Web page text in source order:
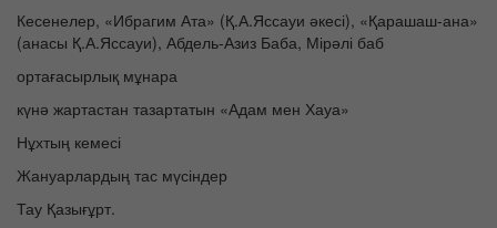
Кесенелер, «Ибрагим Ата» (Қ.А.Яссауи әкесі), «Қарашаш-ана»
(анасы Қ.А.Яссауи), Абдель-Азиз Баба, Мірәлі баб
ортағасырлық мұнара
күнә жартастан тазартатын «Адам мен Хауа»
Нұхтың кемесі
Жануарлардың тас мүсіндер
Тау Қазығұрт.